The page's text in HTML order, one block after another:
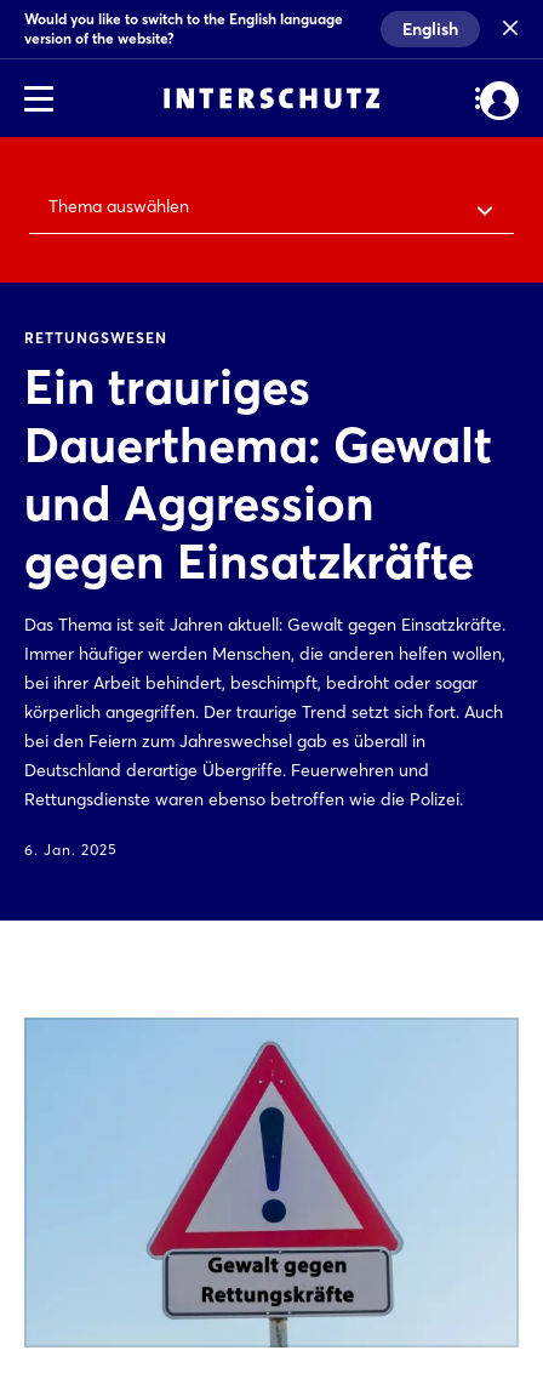
Would you like to switch to the English language
version of the website?
English
Thema auswählen
RETTUNGSWESEN
Ein trauriges
Dauerthema: Gewalt
und Aggression
gegen Einsatzkräfte
Das Thema ist seit Jahren aktuell: Gewalt gegen Einsatzkräfte.
Immer häufiger werden Menschen, die anderen helfen wollen,
bei ihrer Arbeit behindert, beschimpft, bedroht oder sogar
körperlich angegriffen. Der traurige Trend setzt sich fort. Auch
bei den Feiern zum Jahreswechsel gab es überall in
Deutschland derartige Übergriffe. Feuerwehren und
Rettungsdienste waren ebenso betroffen wie die Polizei.
6. Jan. 2025